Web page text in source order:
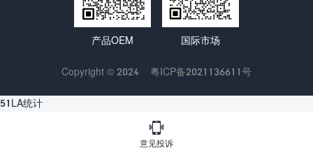

意见投诉
产品OEM 国际市场
Copyright © 2024 粤ICP备2021136611号
51LA统计